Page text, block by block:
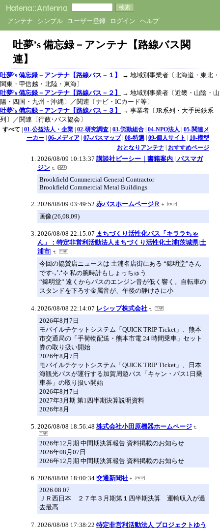
アンテナ シンプル ユーザー登録 ログイン ヘルプ
吐夢’s 備忘録－アンテナ【路線バス関
連】
吐夢’s 備忘録－アンテナ【路線バス－１】
→ 地域別事業者〔北海道・東北・
関東・甲信越・北陸・東海〕
吐夢’s 備忘録－アンテナ【路線バス－２】
→ 地域別事業者〔近畿・山陰・山
陽・四国・九州・沖縄〕／関連〔ナビ・ICカード等〕
吐夢’s 備忘録－アンテナ【路線バス－３】
→ 事業者〔JR系列・大手民鉄系
列〕／関連〔行政･バス協会〕
すべて | 01-公益法人・企業| 02-研究調査| 03-労動組合| 04-NPO法人 | 05-関連メ
ーカー| 06-メディア| 07-バスマップ| 08-特選| 09-個人サイト | 10-模型
おとなりアンテナ| おすすめページ
2026/08/09 10:13:37 講談社ビーシー｜書籍案内 | バスマガ
ジン
Brookfield Commercial General Contractor
Brookfield Commercial Metal Buildings
2026/08/09 03:49:52 赤バスホームページＲ
画像(26,08,09)
2026/08/08 22:15:07 まちづくり活性化バス「キララちゃ
ん」：特定非営利活動法人まちづくり活性化土浦|茨城県|土
浦市|
今回の協賛店ニュースは 土浦名店街にある “錦明堂”さん
です‧₊˚˖⁺⊹ 私の腕時計もしょっちゅう
“錦明堂” 遠くからバスのエンジン音が低く響く。自転車の
スタンドを下ろす金属音が、午後の静けさに小
2026/08/08 22:14:07 レシップ株式会社
2026年8月7日
モバイルチケットシステム「QUICK TRIP Ticket」、熊本
市交通局の「手荷物配送・熊本市電 24 時間乗車」セット
券の取り扱い開始
2026年8月7日
モバイルチケットシステム「QUICK TRIP Ticket」、日本
海観光バスが運行する加賀周遊バス「キャン・バス1日乗
車券」の取り扱い開始
2026年8月7日
2027年3月期 第1四半期決算説明資料
2026年8月
2026/08/08 18:56:48 株式会社小田原機器ホームページ
2026年12月期 中間期決算報告 資料掲載のお知らせ
2026年08月07日
2026年12月期 中間期決算報告 資料掲載のお知らせ
2026/08/08 18:00:34 交通新聞社
2026.08.07
ＪＲ西日本 ２７年３月期第１四半期決算 運輸収入が過
去最高
2026/08/08 17:38:22 特定非営利活動法人 プロジェクトゆう